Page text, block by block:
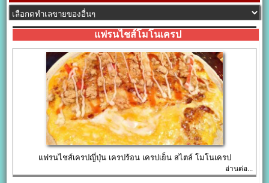
แฟรนไชส์โมโนเครป
แฟรนไชส์เครปญี่ปุ่น เครปร้อน เครปเย็น สไตล์ โมโนเครป
อ่านต่อ...